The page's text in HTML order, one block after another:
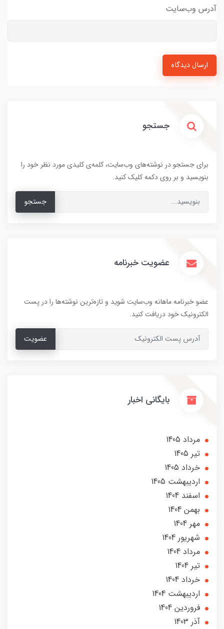
آدرس وب‌سایت
ارسال دیدگاه
جستجو
برای جستجو در نوشته‌های وب‌سایت، کلمه‌ی کلیدی مورد نظر خود را
بنویسید و بر روی دکمه کلیک کنید.
جستجو
عضویت خبرنامه
عضو خبرنامه ماهانه وب‌سایت شوید و تازه‌ترین نوشته‌ها را در پست
الکترونیک خود دریافت کنید.
عضویت
بایگانی اخبار
مرداد 1405
تير 1405
خرداد 1405
ارديبهشت 1405
اسفند 1404
بهمن 1404
مهر 1404
شهریور 1404
مرداد 1404
تير 1404
خرداد 1404
ارديبهشت 1404
فروردین 1404
آذر 1403